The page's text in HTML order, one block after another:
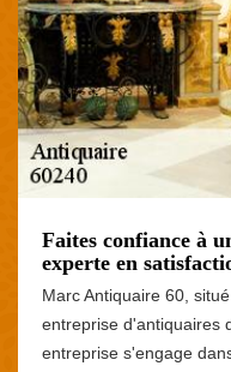
Faites confiance à
experte en
Marc Antiquaire 60,
entreprise d'antiquaires
entreprise s'engage